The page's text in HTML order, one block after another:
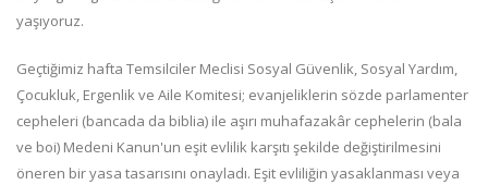
yaşıyoruz.
Geçtiğimiz hafta Temsilciler Meclisi Sosyal Güvenlik, Sosyal Yardım,
Çocukluk, Ergenlik ve Aile Komitesi; evanjeliklerin sözde parlamenter
cepheleri (bancada da biblia) ile aşırı muhafazakâr cephelerin (bala
ve boi) Medeni Kanun'un eşit evlilik karşıtı şekilde değiştirilmesini
öneren bir yasa tasarısını onayladı. Eşit evliliğin yasaklanması veya